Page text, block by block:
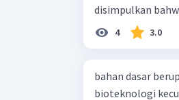
disimpulkan
4 3.0
bahan dasar